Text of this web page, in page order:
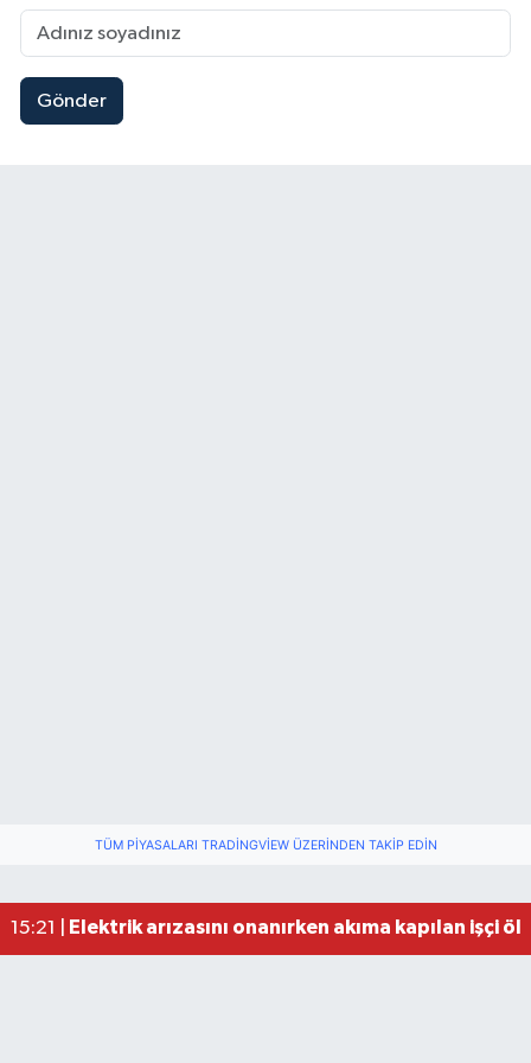
Gönder
TÜM PIYASALARI TRADINGVIEW ÜZERINDEN TAKIP EDIN
15:21 |
Elektrik arızasını onanırken akıma kapılan işçi